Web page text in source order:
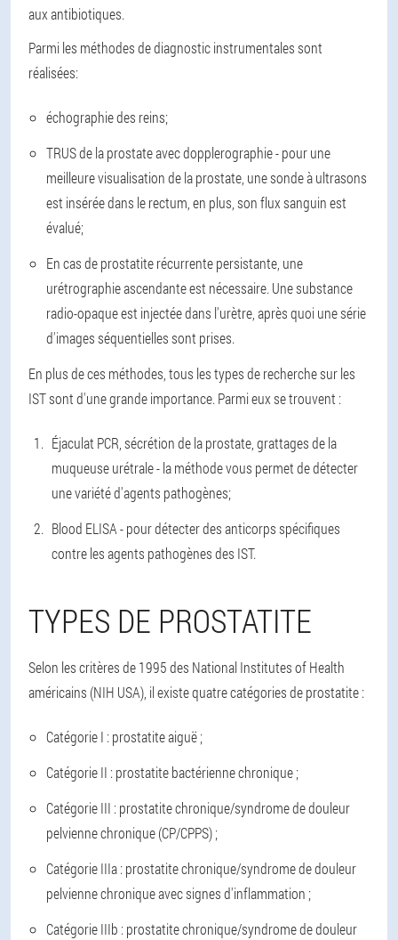
aux antibiotiques.
Parmi les méthodes de diagnostic instrumentales sont
réalisées:
échographie des reins;
TRUS de la prostate avec dopplerographie - pour une
meilleure visualisation de la prostate, une sonde à ultrasons
est insérée dans le rectum, en plus, son flux sanguin est
évalué;
En cas de prostatite récurrente persistante, une
urétrographie ascendante est nécessaire. Une substance
radio-opaque est injectée dans l'urètre, après quoi une série
d'images séquentielles sont prises.
En plus de ces méthodes, tous les types de recherche sur les
IST sont d'une grande importance. Parmi eux se trouvent :
Éjaculat PCR, sécrétion de la prostate, grattages de la
muqueuse urétrale - la méthode vous permet de détecter
une variété d'agents pathogènes;
Blood ELISA - pour détecter des anticorps spécifiques
contre les agents pathogènes des IST.
TYPES DE PROSTATITE
Selon les critères de 1995 des National Institutes of Health
américains (NIH USA), il existe quatre catégories de prostatite :
Catégorie I : prostatite aiguë ;
Catégorie II : prostatite bactérienne chronique ;
Catégorie III : prostatite chronique/syndrome de douleur
pelvienne chronique (CP/CPPS) ;
Catégorie IIIa : prostatite chronique/syndrome de douleur
pelvienne chronique avec signes d'inflammation ;
Catégorie IIIb : prostatite chronique/syndrome de douleur